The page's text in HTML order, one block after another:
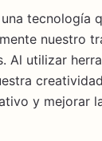
tecnología
nuestro
Al utilizar
y mejorar